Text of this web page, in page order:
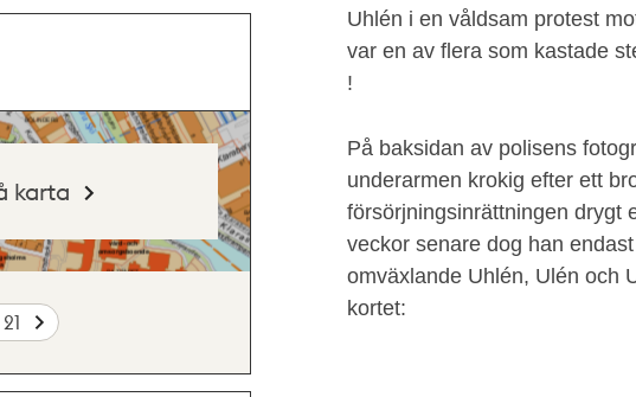
Uhlén i en våldsam protest
var en av flera som kastade
!
På baksidan av polisens
underarmen krokig efter ett
försörjningsinrättningen drygt
veckor senare dog han
omväxlande Uhlén, Ulén och
kortet:
karta